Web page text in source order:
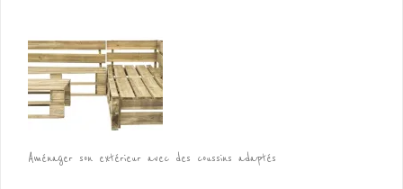
Aménager son extérieur avec des coussins adaptés